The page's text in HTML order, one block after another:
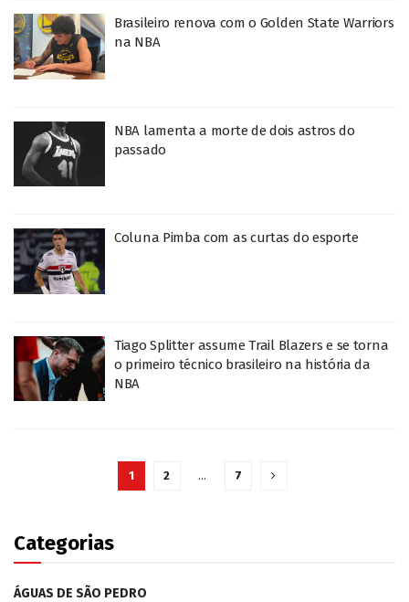
Brasileiro renova com o Golden State Warriors
na NBA
NBA lamenta a morte de dois astros do
passado
Coluna Pimba com as curtas do esporte
Tiago Splitter assume Trail Blazers e se torna
o primeiro técnico brasileiro na história da
NBA
1 2 … 7
Categorias
ÁGUAS DE SÃO PEDRO